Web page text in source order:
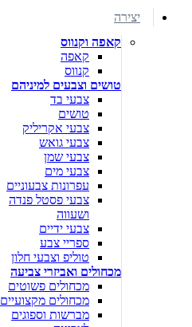
יצירה
קאפה וקנווס
קאפה
קנווס
טושים וצבעים למיניהם
צבעי בד
טושים
צבעי אקריליק
צבעי גואש
צבעי שמן
צבעי מים
עפרונות צבעוניים
צבעי פסטל פנדה
ושעווה
צבעי ידיים
ספריי צבע
טוליפ וצבעי חלון
מכחולים ואביזרי צביעה
מכחולים פשוטים
מכחולים מקצועיים
מברשות וספוגים